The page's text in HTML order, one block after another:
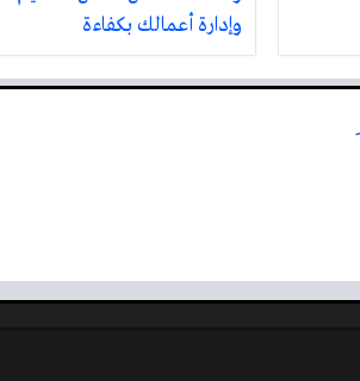
وإدارة أعمالك بكفاءة